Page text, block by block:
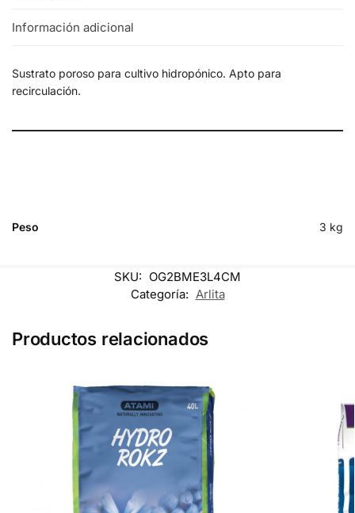
Información adicional
Sustrato poroso para cultivo hidropónico. Apto para
recirculación.
Peso 3 kg
SKU: OG2BME3L4CM
Categoría: Arlita
Productos relacionados